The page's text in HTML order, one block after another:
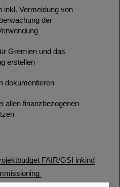
inkl. Vermeidung von
der
Gremien und das
erstellen
dokumentieren
allen finanzbezogenen
FAIR/GSI inkind